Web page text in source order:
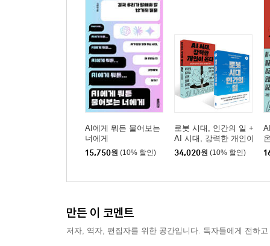
AI에게 뭐든 물어보는
너에게
15,750원 (10% 할인)
로봇 시대, 인간의 일 +
AI 시대, 강력한 개인이
온다 세트
34,020원 (10% 할인)
만든 이 코멘트
저자, 역자, 편집자를 위한 공간입니다. 독자들에게 전하